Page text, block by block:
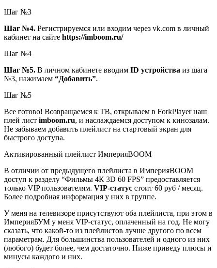
Шаг №3
Шаг №4. Регистрируемся или входим через vk.com в личный
кабинет на сайте https://imboom.ru/
Шаг №4
Шаг №5. В личном кабинете вводим ID устройства из шага
№3, нажимаем “Добавить”.
Шаг №5
Все готово! Возвращаемся к ТВ, открываем в ForkPlayer наш
плей лист imboom.ru, и наслаждаемся доступом к кинозалам.
Не забываем добавить плейлист на стартовый экран для
быстрого доступа.
Активированный плейлист ИмперияBOOM
В отличии от предыдущего плейлиста в ИмперияBOOM
доступ к разделу “Фильмы 4К 3D 60 FPS” предоставляется
только VIP пользователям. VIP-статус стоит 60 руб / месяц.
Более подробная информация у них в группе.
У меня на телевизоре присутствуют оба плейлиста, при этом в
ИмперияБУМ у меня VIP-статус, оплаченный на год. Не могу
сказать, что какой-то из плейлистов лучше другого по всем
параметрам. Для большинства пользователей и одного из них
(любого) будет более, чем достаточно. Ниже приведу плюсы и
минусы каждого и них.